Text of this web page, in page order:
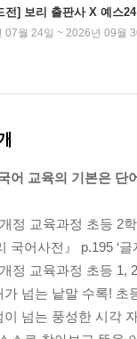
전] 보리 출판사 X 예스
07월 24일 ~ 2026년 09월
어 교육의 기본은 단
정 교육과정 초등 2
국어사전』 p.195 ‘
정 교육과정 초등 1,
가 넘는 낱말 수록! 초
이 넘는 풍성한 시각